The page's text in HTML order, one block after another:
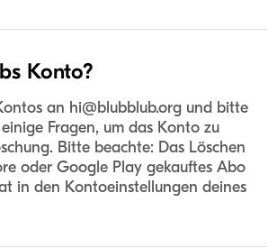
Konto?
an hi@blubblub.org und bitte
Fragen, um das Konto zu
Bitte beachte: Das Löschen
oder Google Play gekauftes Abo
in den Kontoeinstellungen deines